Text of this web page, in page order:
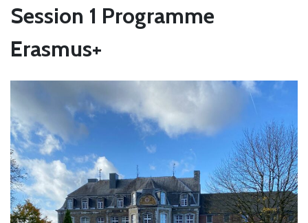
Session 1 Programme
Erasmus+